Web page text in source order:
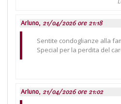
Arluno, 21/04/2026 ore 21:18
Sentite condoglianze alla
Special per la perdita del
Arluno, 21/04/2026 ore 21:02